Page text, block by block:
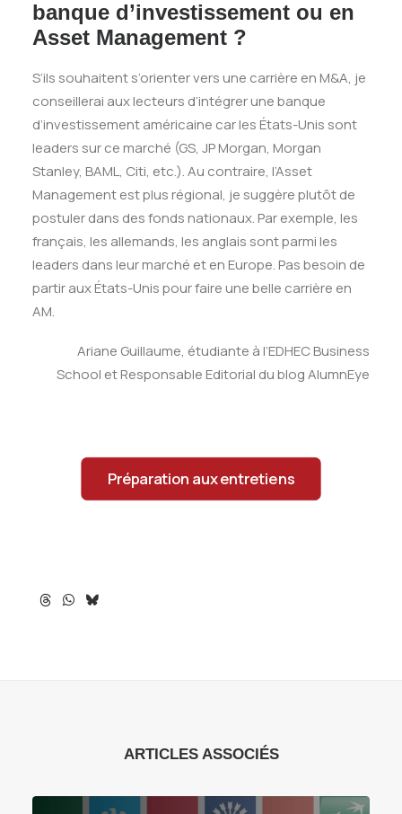
banque d’investissement ou en
Asset Management ?
S’ils souhaitent s’orienter vers une carrière en M&A, je
conseillerai aux lecteurs d’intégrer une banque
d’investissement américaine car les États-Unis sont
leaders sur ce marché (GS, JP Morgan, Morgan
Stanley, BAML, Citi, etc.). Au contraire, l’Asset
Management est plus régional, je suggère plutôt de
postuler dans des fonds nationaux. Par exemple, les
français, les allemands, les anglais sont parmi les
leaders dans leur marché et en Europe. Pas besoin de
partir aux États-Unis pour faire une belle carrière en
AM.
Ariane Guillaume, étudiante à l’EDHEC Business
School et Responsable Editorial du blog AlumnEye
Préparation aux entretiens
ARTICLES ASSOCIÉS